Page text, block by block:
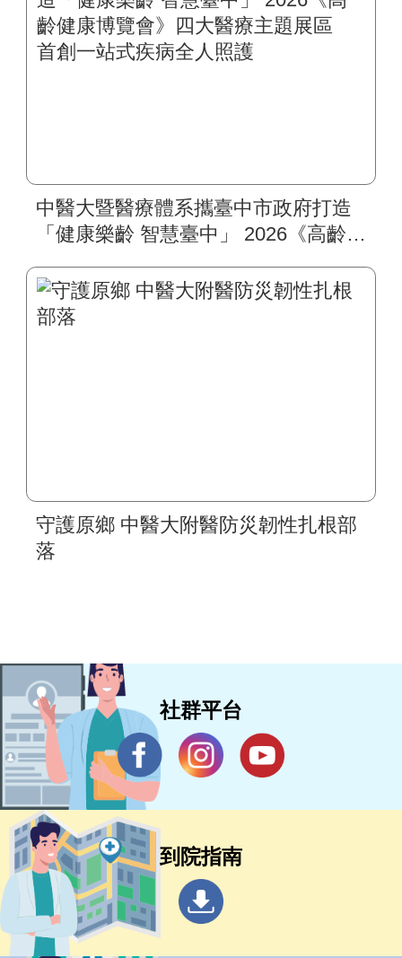
中醫大暨醫療體系攜臺中市政府打造
「健康樂齡 智慧臺中」 2026《高齡健
一站式疾病全人照護
守護原鄉 中醫大附醫防災韌性扎根部
落
社群平台
到院指南